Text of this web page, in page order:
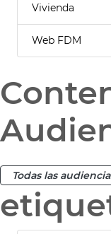
Vivienda
Web FDM
Todas las